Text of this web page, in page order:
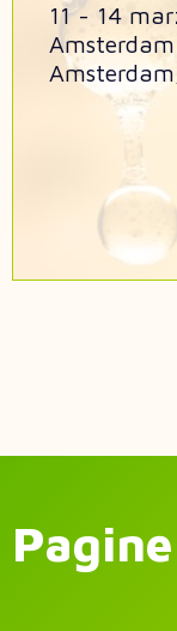
11 - 14